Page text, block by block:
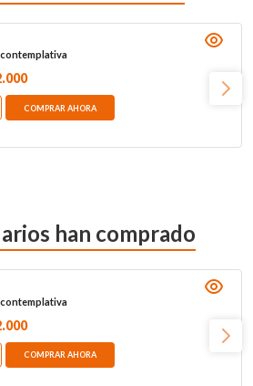
.000
COMPRAR AHORA
han comprado
.000
COMPRAR AHORA